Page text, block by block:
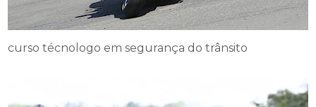
curso técnologo em segurança do trânsito